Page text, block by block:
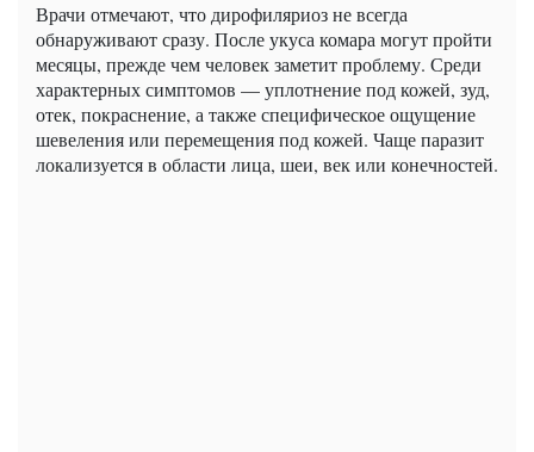
Врачи отмечают, что дирофиляриоз не всегда
обнаруживают сразу. После укуса комара могут пройти
месяцы, прежде чем человек заметит проблему. Среди
характерных симптомов — уплотнение под кожей, зуд,
отек, покраснение, а также специфическое ощущение
шевеления или перемещения под кожей. Чаще паразит
локализуется в области лица, шеи, век или конечностей.